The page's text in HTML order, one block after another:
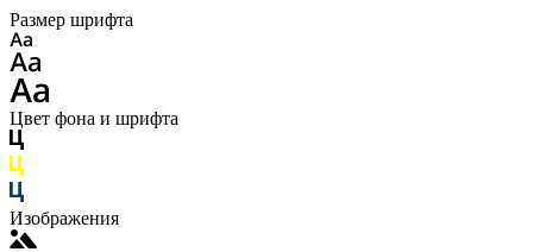
Размер шрифта
Цвет фона и шрифта
Изображения